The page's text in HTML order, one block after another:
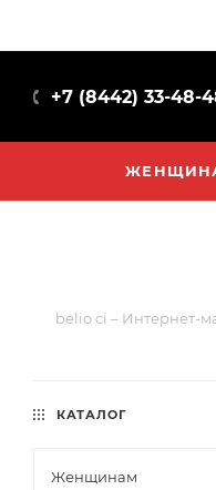
+7 (8442) 33-48-
belio ci – Интернет-
КАТАЛОГ
Женщинам